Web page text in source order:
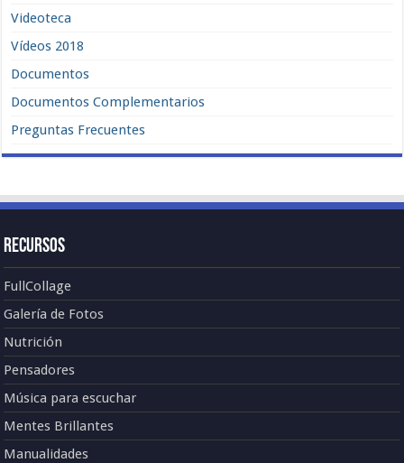
Videoteca
Vídeos 2018
Documentos
Documentos Complementarios
Preguntas Frecuentes
Recursos
FullCollage
Galería de Fotos
Nutrición
Pensadores
Música para escuchar
Mentes Brillantes
Manualidades